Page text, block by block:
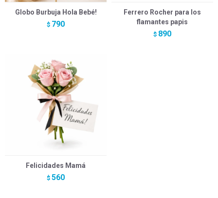
Globo Burbuja Hola Bebé!
$ 790
Ferrero Rocher para los
flamantes papis
$ 890
Felicidades Mamá
$ 560